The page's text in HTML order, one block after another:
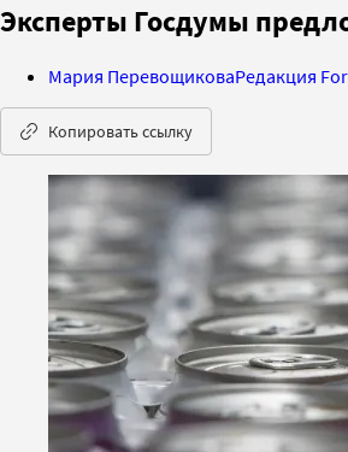
Эксперты Госдумы
Мария ПеревощиковаРедакция
Копировать ссылку